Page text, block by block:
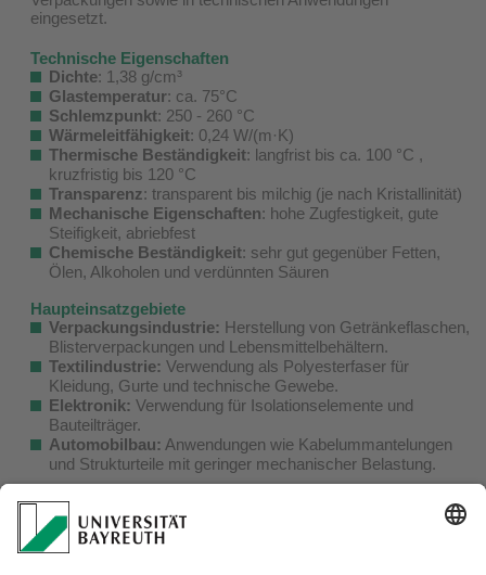
eingesetzt.
Technische Eigenschaften
Dichte: 1,38 g/cm³
Glastemperatur: ca. 75°C
Schlemzpunkt: 250 - 260 °C
Wärmeleitfähigkeit: 0,24 W/(m·K)
Thermische Beständigkeit: langfrist bis ca. 100 °C ,
kruzfristig bis 120 °C
Transparenz: transparent bis milchig (je nach Kristallinität)
Mechanische Eigenschaften: hohe Zugfestigkeit, gute
Steifigkeit, abriebfest
Chemische Beständigkeit: sehr gut gegenüber Fetten,
Ölen, Alkoholen und verdünnten Säuren
Haupteinsatzgebiete
Verpackungsindustrie: Herstellung von Getränkeflaschen,
Blisterverpackungen und Lebensmittelbehältern.
Textilindustrie: Verwendung als Polyesterfaser für
Kleidung, Gurte und technische Gewebe.
Elektronik: Verwendung für Isolationselemente und
Bauteilträger.
Automobilbau: Anwendungen wie Kabelummantelungen
und Strukturteile mit geringer mechanischer Belastung.
Verarbeitungsmethoden
Spritzgießen:Für präzise technische Teile und
Verpackungskomponenten.
Extrusion: